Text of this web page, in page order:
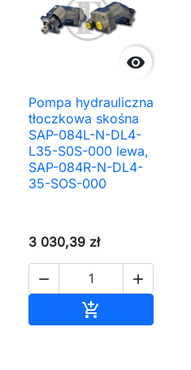

Pompa hydrauliczna
tłoczkowa skośna
SAP-084L-N-DL4-
L35-S0S-000 lewa,
SAP-084R-N-DL4-
35-SOS-000
3 030,39 zł
 
